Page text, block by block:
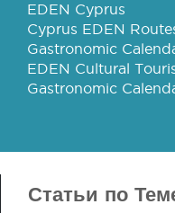
EDEN Cyprus
Cyprus EDEN
Gastronomic
EDEN Cultural
Gastronomic
Статьи по